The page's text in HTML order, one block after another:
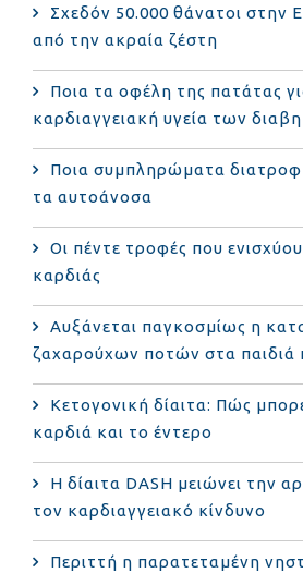
Σχεδόν 50.000 θάνατοι στην
από την ακραία ζέστη
Ποια τα οφέλη της πατάτας
καρδιαγγειακή υγεία των
Ποια συμπληρώματα
τα αυτοάνοσα
Οι πέντε τροφές που
καρδιάς
Αυξάνεται παγκοσμίως η
ζαχαρούχων ποτών στα παιδιά
Κετογονική δίαιτα: Πώς
καρδιά και το έντερο
Η δίαιτα DASH μειώνει την
τον καρδιαγγειακό κίνδυνο
Περιττή η παρατεταμένη